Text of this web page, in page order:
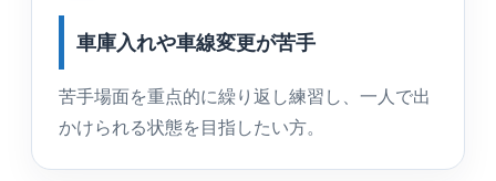
車庫入れや車線変更が苦手
苦手場面を重点的に繰り返し練習し、一人で出
かけられる状態を目指したい方。